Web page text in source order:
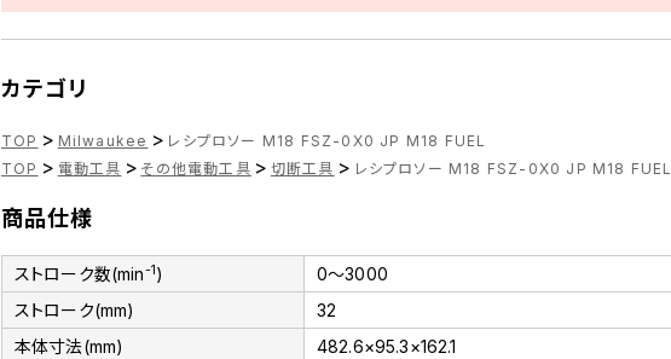
カテゴリ
TOP > Milwaukee > レシプロソー M18 FSZ-0X0 JP M18 FUEL
TOP > 電動工具 > その他電動工具 > 切断工具 > レシプロソー M18 FSZ-0X0 JP M18 FUEL
商品仕様
ストローク数(min-1)
0～3000
ストローク(mm)
32
本体寸法(mm)
482.6×95.3×162.1